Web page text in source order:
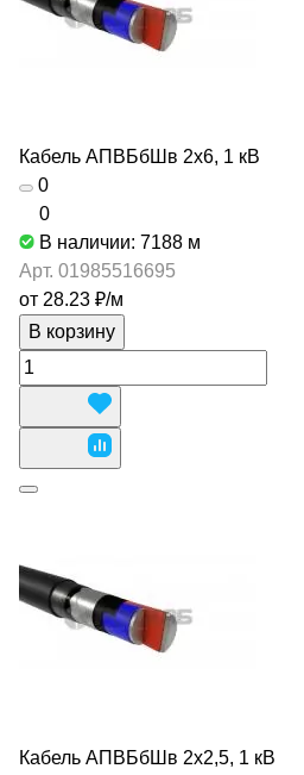
Кабель АПВБбШв 2х6, 1 кВ
0
0
В наличии: 7188 м
Арт. 01985516695
от 28.23 ₽/м
В корзину
Кабель АПВБбШв 2х2,5, 1 кВ